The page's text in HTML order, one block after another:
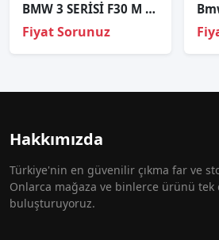
BMW 3 SERİSİ F30 M FAR YIKAMA MOTOR YUVASI SAĞ ORJİNAL
Fiyat Sorunuz
Hakkımızda
Türkiye'nin en güvenilir çıkma far ve
Onlarca mağaza ve binlerce ürünü tek
buluşturuyoruz.